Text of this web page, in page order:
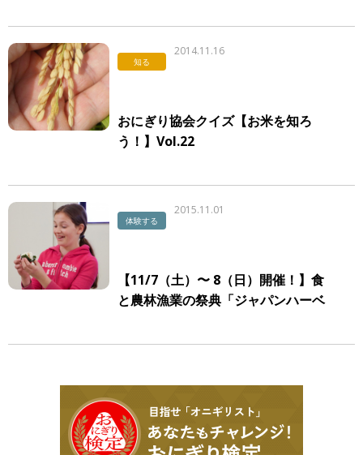
知る
2014.11.16
おにぎり協会クイズ【お米を知ろ
う！】Vol.22
体験する
2015.11.01
【11/7（土）〜 8（日）開催！】食
と農林漁業の祭典「ジャパンハーベ
ノ万博出演団体として出店いたしま